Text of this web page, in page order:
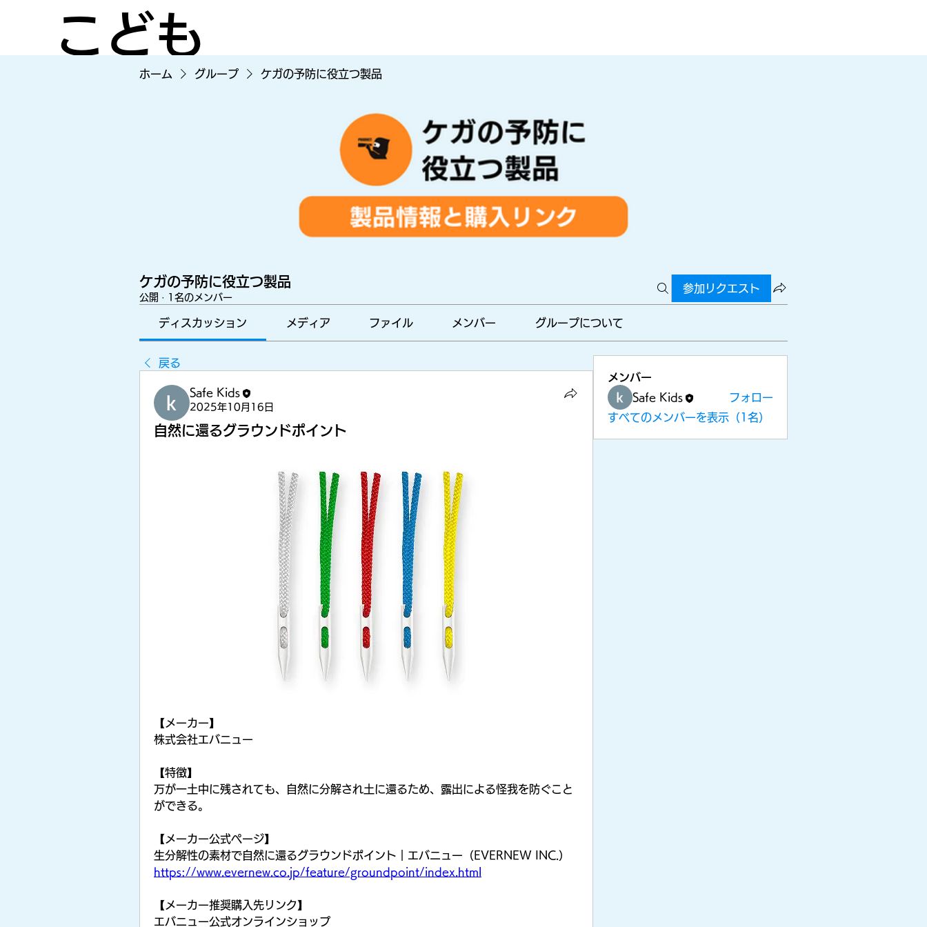
こども
みんな
をつな
​メニューを開く
ホーム グループ ケガの予防に役立つ製品
ケガの予防に役立つ製品
公開 · 1名のメンバー
参加リクエスト
ディスカッション メディア ファイル メンバー グループについて
戻る
Safe Kids
2025年10月16日
自然に還るグラウンドポイント
【メーカー】
株式会社エバニュー
【特徴】
万が一土中に残されても、自然に分解され土に還るため、露出による怪我を防ぐこと
ができる。
【メーカー公式ページ】
生分解性の素材で自然に還るグラウンドポイント｜エバニュー（EVERNEW INC.）
https://www.evernew.co.jp/feature/groundpoint/index.html
【メーカー推奨購入先リンク】
エバニュー公式オンラインショップ
メンバー
Safe Kids
フォロー
すべてのメンバーを表示（1名）